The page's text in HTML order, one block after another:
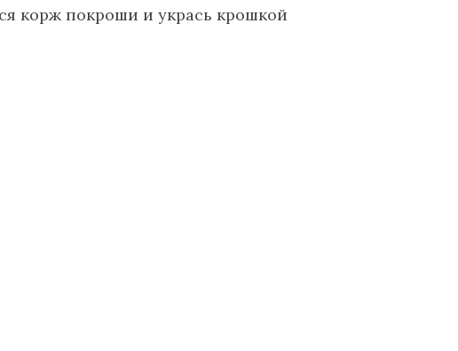
корж покроши и укрась крошкой